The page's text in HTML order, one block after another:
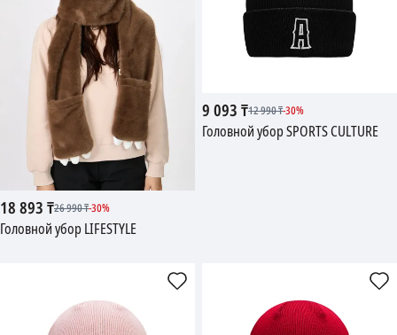
18 893₸26 990₸-30%
Головной убор LIFESTYLE
9 093₸12 990₸-30%
Головной убор SPORTS CULTURE